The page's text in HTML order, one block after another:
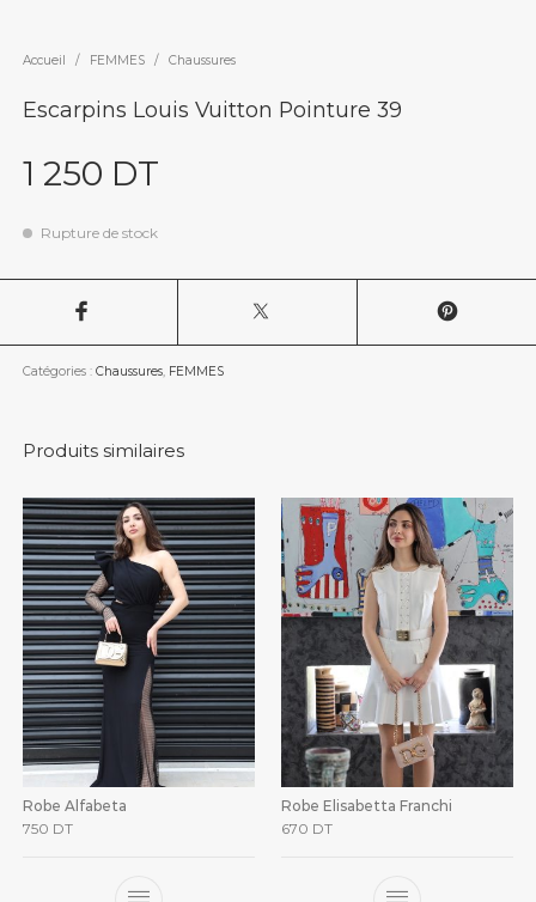
Accueil / FEMMES / Chaussures
Escarpins Louis Vuitton Pointure 39
1 250 DT
Rupture de stock
Catégories : Chaussures, FEMMES
Produits similaires
Robe Alfabeta
750 DT
Robe Elisabetta Franchi
670 DT